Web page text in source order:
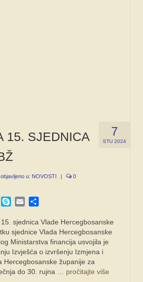
7
STU 2024
15. SJEDNICA
objavljeno u: NOVOSTI 0
TwitterSkypeEmail
sjednica Vlade Hercegbosanske
sjednice Vlada Hercegbosanske
Ministarstva financija usvojila je
Izvješća o izvršenju Izmjena i
Hercegbosanske županije za
do 30. rujna … pročitajte više